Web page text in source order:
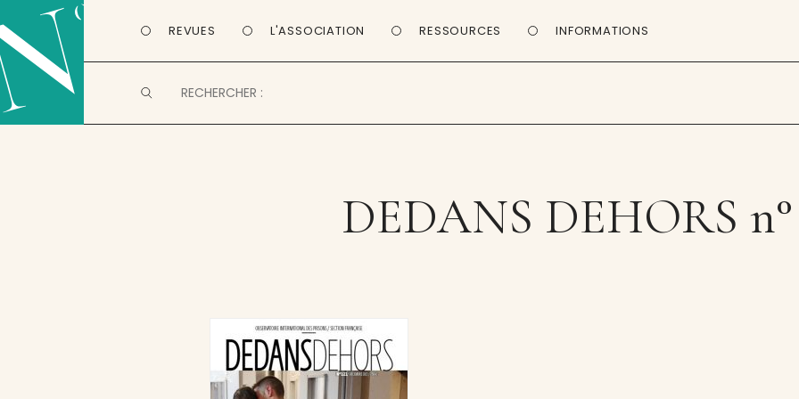
REVUES L'ASSOCIATION RESSOURCES INFORMATIONS
DEDANS DEHORS n°